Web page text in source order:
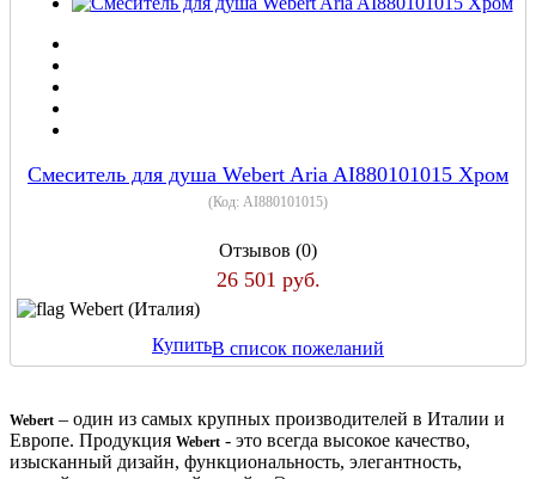
Смеситель для душа Webert Aria AI880101015 Хром
(Код: AI880101015)
Отзывов (0)
26 501 руб.
Webert (Италия)
КупитьВ список пожеланий
Webert – один из самых крупных производителей в Италии и
Европе. Продукция Webert - это всегда высокое качество,
изысканный дизайн, функциональность, элегантность,